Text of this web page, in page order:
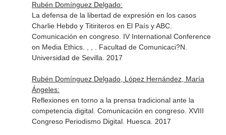
Rubén Domínguez Delgado:
La defensa de la libertad de expresión en los casos
Charlie Hebdo y Titiriteros en El País y ABC.
Comunicación en congreso. IV International Conference
on Media Ethics. , , . Facultad de Comunicaci?N.
Universidad de Sevilla. 2017
Rubén Domínguez Delgado, López Hernández, María
Ángeles:
Reflexiones en torno a la prensa tradicional ante la
competencia digital. Comunicación en congreso. XVIII
Congreso Periodismo Digital. Huesca. 2017